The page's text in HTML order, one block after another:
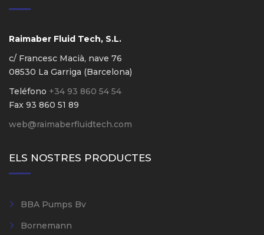
Raimaber Fluid Tech, S.L.
c/ Francesc Macià, nave 76
08530 La Garriga (Barcelona)
Teléfono +34 93 860 54 54
Fax 93 860 51 89
web@raimaberfluidtech.com
ELS NOSTRES PRODUCTES
BBA Pumps Bv
Bornemann